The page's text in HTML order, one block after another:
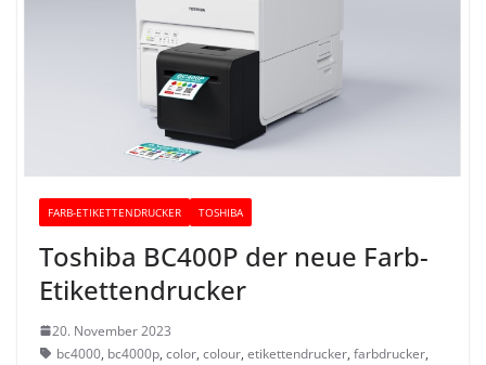
FARB-ETIKETTENDRUCKER TOSHIBA
Toshiba BC400P der neue Farb-
Etikettendrucker
20. November 2023
bc4000, bc4000p, color, colour, etikettendrucker, farbdrucker,